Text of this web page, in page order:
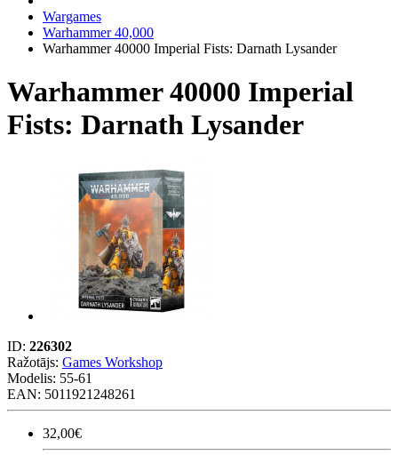
Wargames
Warhammer 40,000
Warhammer 40000 Imperial Fists: Darnath Lysander
Warhammer 40000 Imperial
Fists: Darnath Lysander
ID: 226302
Ražotājs: Games Workshop
Modelis: 55-61
EAN: 5011921248261
32,00€